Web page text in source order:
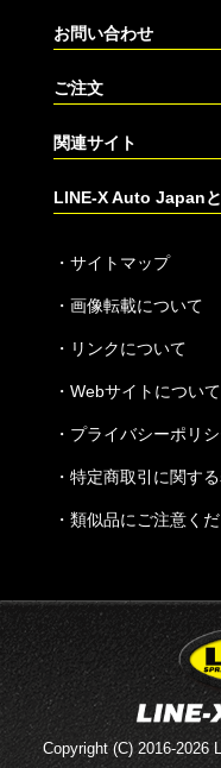
お問い合わせ
ご注文
関連サイト
LINE-X Auto Japan
・ サイトマップ
・ 画像転載について
・ リンクについて
・ Webサイトについて
・ プライバシーポリ
・ 特定商取引に関す
・ 類似品にご注意く
Copyright (C) 2016-2026